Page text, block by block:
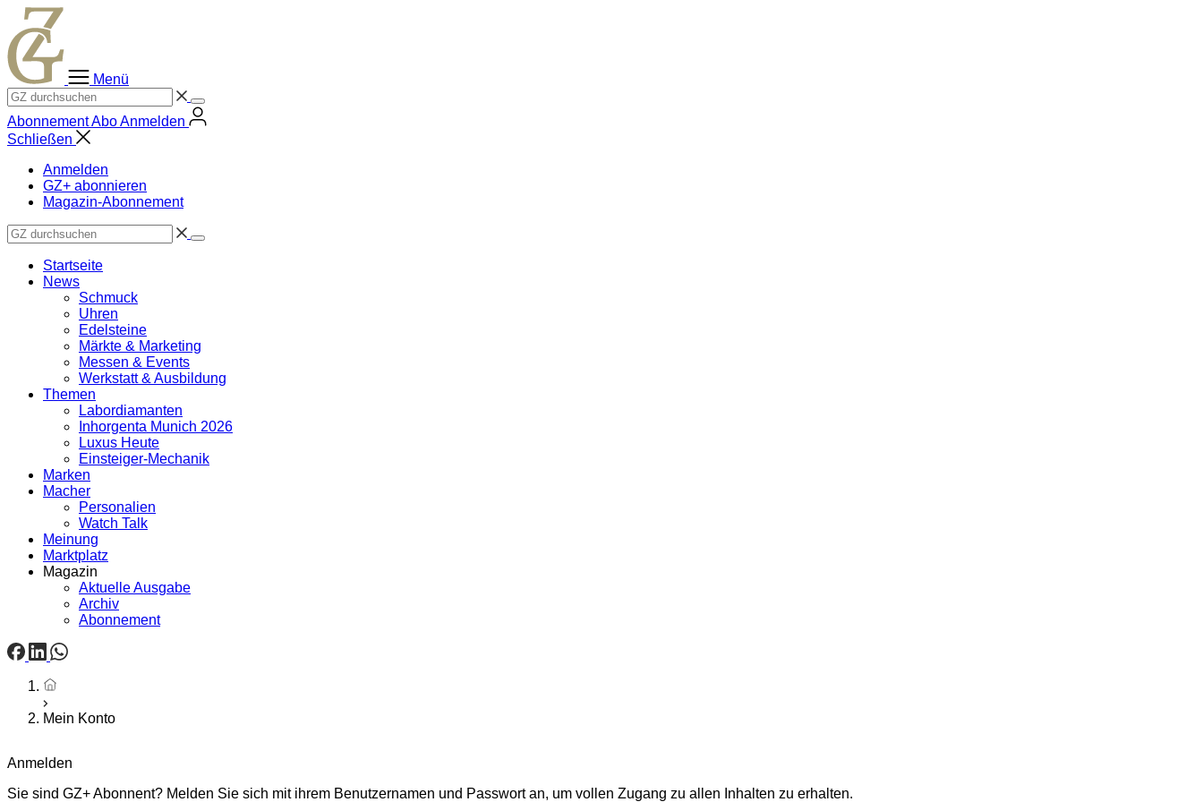
Zum
Inhalt
springen
Menü
AbonnementAboAnmelden
Schließen
Anmelden
GZ+ abonnieren
Magazin-Abonnement
Startseite
News
Schmuck
Uhren
Edelsteine
Märkte & Marketing
Messen & Events
Werkstatt & Ausbildung
Themen
Labordiamanten
Inhorgenta Munich 2026
Luxus Heute
Einsteiger-Mechanik
Marken
Macher
Personalien
Watch Talk
Meinung
Marktplatz
Magazin
Aktuelle Ausgabe
Archiv
Abonnement
Startseite
Mein Konto
Anmelden
Sie sind GZ+ Abonnent? Melden Sie sich mit ihrem Benutzernamen und Passwort an, um vollen Zugang zu allen Inhalten zu erhalten.